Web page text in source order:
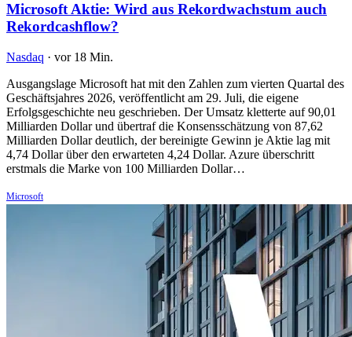
Microsoft Aktie: Wird aus Rekordwachstum auch
Rekordcashflow?
Nasdaq · vor 18 Min.
Ausgangslage Microsoft hat mit den Zahlen zum vierten Quartal des
Geschäftsjahres 2026, veröffentlicht am 29. Juli, die eigene
Erfolgsgeschichte neu geschrieben. Der Umsatz kletterte auf 90,01
Milliarden Dollar und übertraf die Konsensschätzung von 87,62
Milliarden Dollar deutlich, der bereinigte Gewinn je Aktie lag mit
4,74 Dollar über den erwarteten 4,24 Dollar. Azure überschritt
erstmals die Marke von 100 Milliarden Dollar…
Microsoft